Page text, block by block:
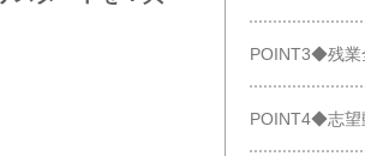
POINT3◆残業
POINT4◆志望